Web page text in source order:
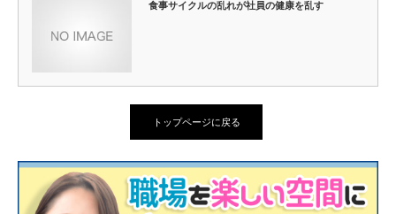
食事サイクルの乱れが社員の健康を乱す
トップページに戻る